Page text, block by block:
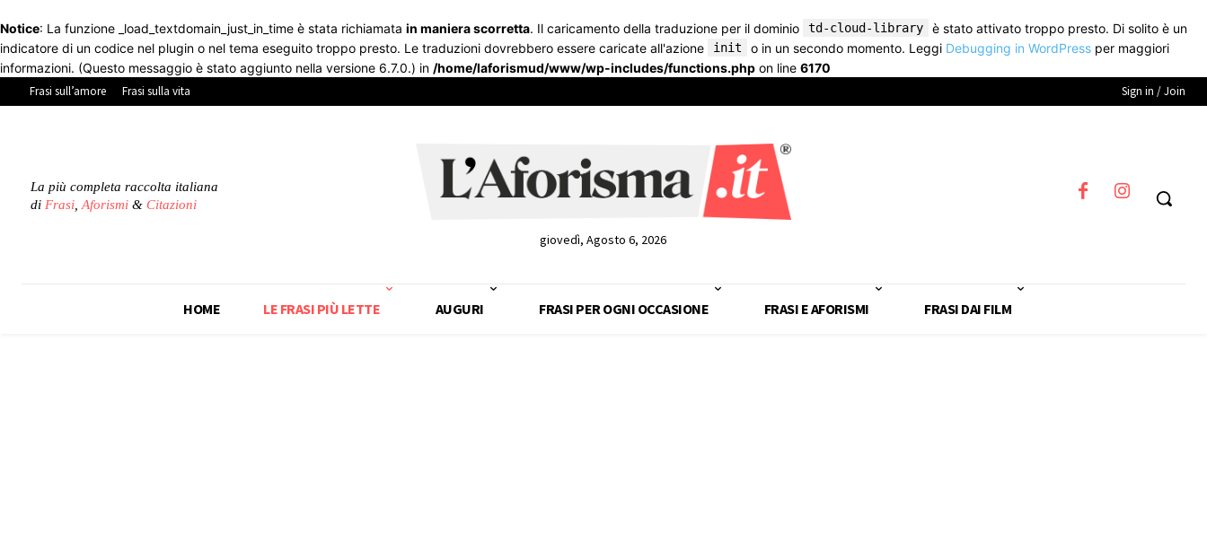
Notice: La funzione _load_textdomain_just_in_time è stata richiamata in maniera scorretta. Il caricamento della traduzione per il dominio td-cloud-library
è stato attivato troppo presto. Di solito è un
indicatore di un codice nel plugin o nel tema eseguito troppo presto. Le traduzioni dovrebbero essere caricate all'azione
init o in un secondo momento. Leggi Debugging in WordPress per maggiori
informazioni. (Questo messaggio è stato aggiunto nella versione 6.7.0.) in /home/laforismud/www/wp-includes/functions.php on line 6170
Frasi sull’amore
Frasi sulla vita Sign in / Join
La più completa raccolta italiana
di Frasi Aforismi & Citazioni
giovedì, Agosto 6, 2026
HOME LE FRASI PIÙ LETTE AUGURI FRASI PER OGNI OCCASIONE FRASI E AFORISMI FRASI DAI FILM